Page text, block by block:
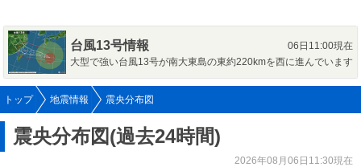
台風13号情報
06日11:00現在
大型で強い台風13号が南大東島の東約220kmを西に進んでいます
トップ 地震情報 震央分布図
震央分布図(過去24時間)
2026年08月06日11:30現在